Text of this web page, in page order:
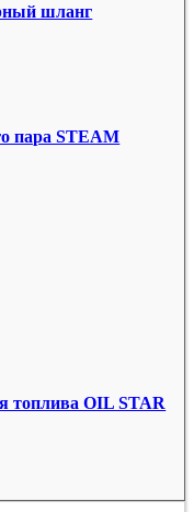
шланг
пара STEAM
топлива OIL STAR